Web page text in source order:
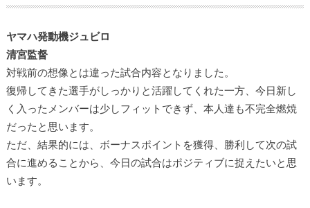
ヤマハ発動機ジュビロ
清宮監督
対戦前の想像とは違った試合内容となりました。
復帰してきた選手がしっかりと活躍してくれた一方、今日新し
く入ったメンバーは少しフィットできず、本人達も不完全燃焼
だったと思います。
ただ、結果的には、ボーナスポイントを獲得、勝利して次の試
合に進めることから、今日の試合はポジティブに捉えたいと思
います。